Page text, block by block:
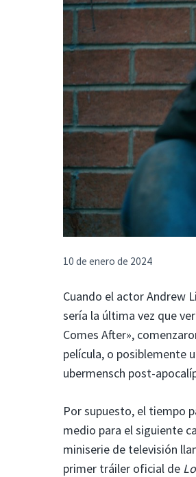
10 de enero de 2024
Cuando el actor Andrew
sería la última vez que
Comes After»,
película, o posiblemente
ubermensch post-
Por supuesto, el tiempo
medio para el siguiente
miniserie de televisión
primer tráiler oficial de